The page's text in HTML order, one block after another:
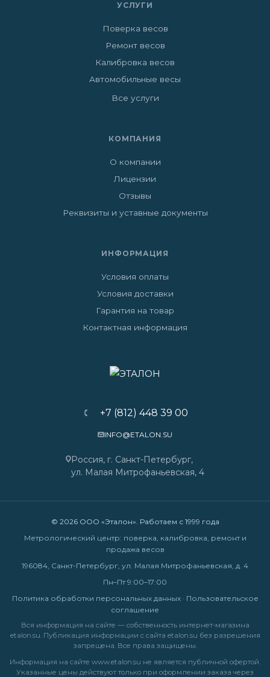
УСЛУГИ
Поверка весов
Ремонт весов
Калибровка весов
Автомобильные весы
Все услуги
КОМПАНИЯ
О компании
Лицензии
Отзывы
Реквизиты и уставные документы
ИНФОРМАЦИЯ
Условия оплаты
Условия доставки
Гарантия на товар
Контактная информация
+7 (812) 448 39 00
INFO@ETALON.SU
Россия, г. Санкт-Петербург,
ул. Малая Митрофаньевская, 4
© 2026 ООО «Эталон». Работаем с 1999 года
Метрологический центр: поверка, калибровка, ремонт и
продажа весов
196084, Санкт-Петербург, ул. Малая Митрофаньевская, д. 4
Пн–Пт 9:00–17:00
Политика обработки персональных данных· Пользовательское
соглашение
Вся информация на сайте — собственность интернет-магазина
etalon.su. Публикация информации с сайта etalon.su без разрешения
запрещена. Все права защищены.
Информация на сайте www.etalon.su не является публичной офертой.
Указанные цены действуют только при оформлении заказа через